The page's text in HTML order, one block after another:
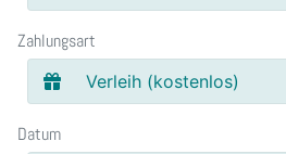
Zahlungsart
Verleih (kostenlos)
Datum